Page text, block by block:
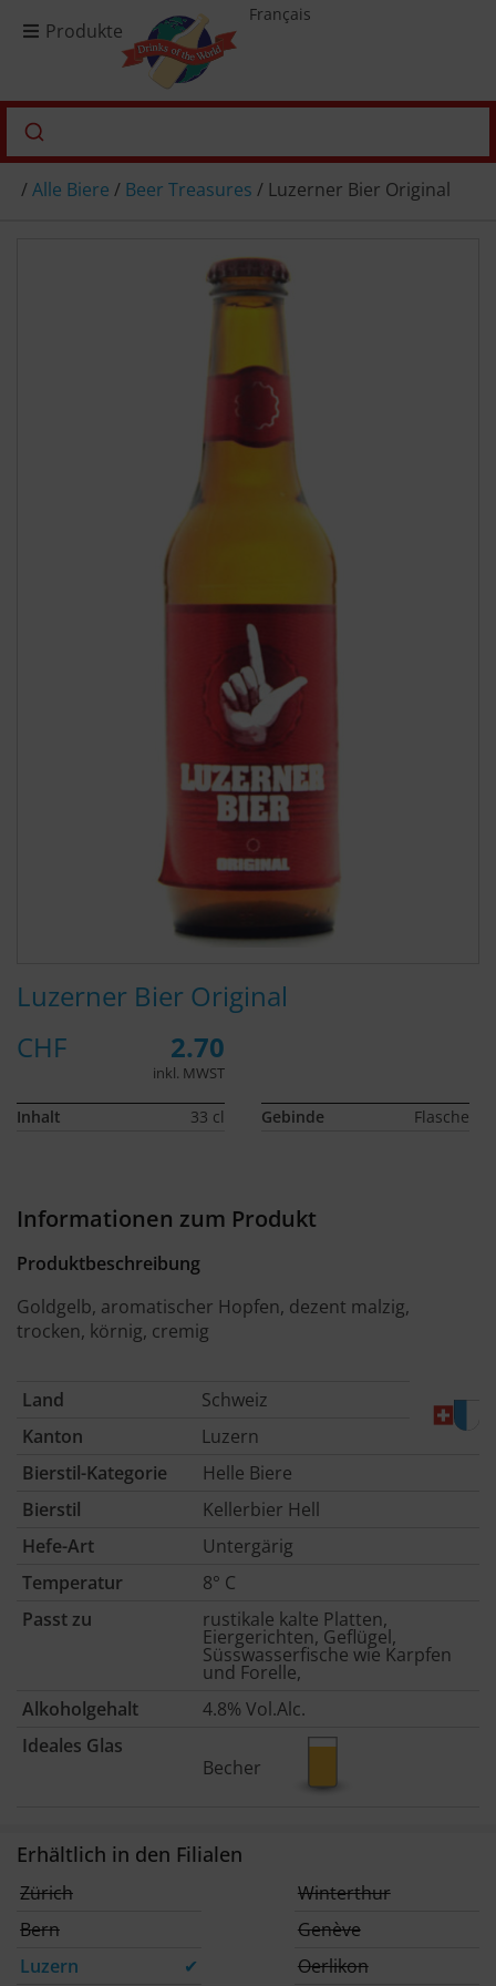
Produkte
Français
/Alle Biere / Beer Treasures / Luzerner Bier Original
Informationen zum Produkt
Produktbeschreibung
Goldgelb, aromatischer Hopfen, dezent malzig,
trocken, körnig, cremig
Land
Schweiz
Kanton
Luzern
Bierstil-Kategorie
Helle Biere
Bierstil
Kellerbier Hell
Hefe-Art
Untergärig
Temperatur
8° C
Passt zu
rustikale kalte Platten,
Eiergerichten, Geflügel,
Süsswasserfische wie Karpfen
und Forelle,
Alkoholgehalt
4.8% Vol.Alc.
Ideales Glas
Becher
Luzerner Bier Original
CHF
2.70
inkl. MWST
Inhalt 33 cl Gebinde Flasche
Erhältlich in den Filialen
Zürich
Bern
Luzern
✔
Winterthur
Genève
Oerlikon